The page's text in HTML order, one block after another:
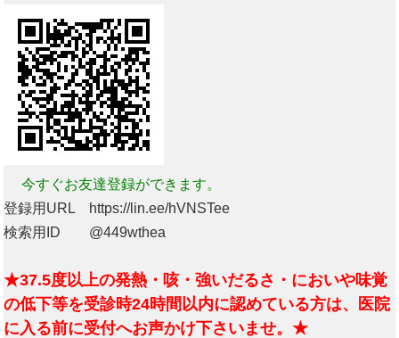
今すぐお友達登録ができます。
登録用URL https://lin.ee/hVNSTee
検索用ID @449wthea
★37.5度以上の発熱・咳・強いだるさ・においや味覚
の低下等を受診時24時間以内に認めている方は、医院
に入る前に受付へお声かけ下さいませ。★